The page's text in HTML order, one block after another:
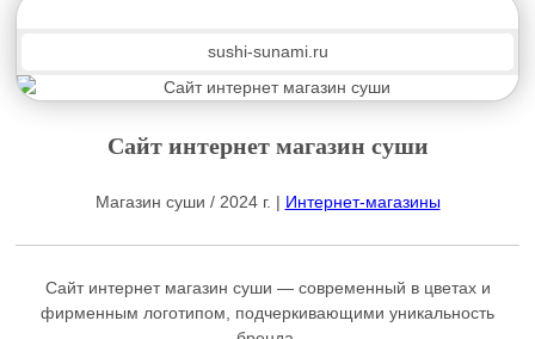
sushi-sunami.ru
Сайт интернет магазин суши
Магазин суши / 2024 г. | Интернет-магазины
Сайт интернет магазин суши — современный в цветах и
фирменным логотипом, подчеркивающими уникальность